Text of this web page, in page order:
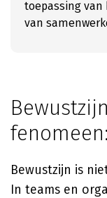
toepassing
van
Bewustzijn is
In teams en